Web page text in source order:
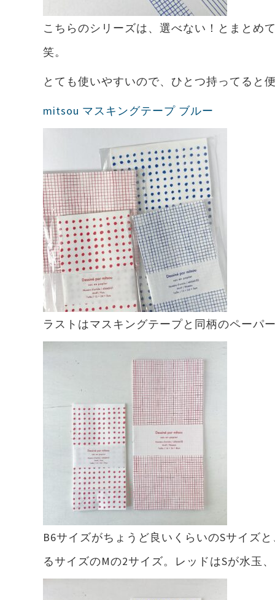
こちらのシリーズは、選べない！とまとめ
笑。
とても使いやすいので、ひとつ持ってると
mitsou マスキングテープ ブルー
ラストはマスキングテープと同柄のペーパ
B6サイズがちょうど良いくらいのSサイズ
るサイズのMの2サイズ。レッドはSが水玉